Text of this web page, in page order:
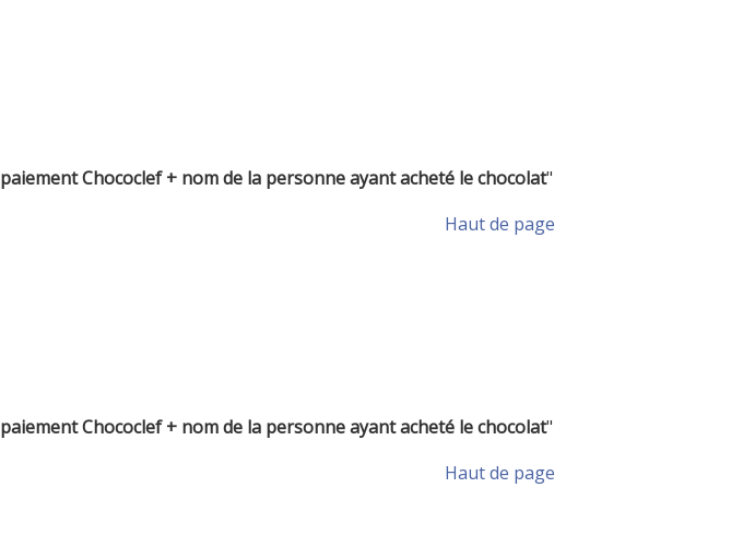
paiement Chococlef + nom de la personne ayant acheté le chocolat"
Haut de page
paiement Chococlef + nom de la personne ayant acheté le chocolat"
Haut de page